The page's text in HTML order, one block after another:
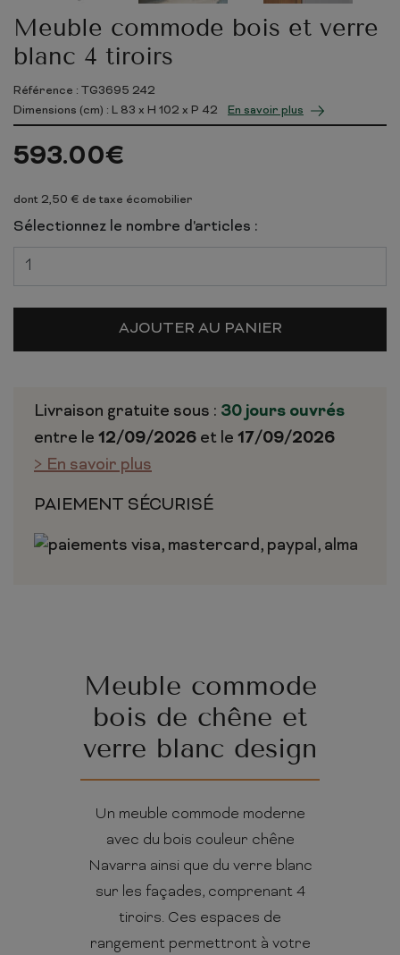
Meuble commode bois et verre
blanc 4 tiroirs
Référence : TG3695 242
Dimensions (cm) : L 83 x H 102 x P 42 En savoir plus
593.00€
dont 2,50 € de taxe écomobilier
Sélectionnez le nombre d'articles :
AJOUTER AU PANIER
Livraison gratuite sous : 30 jours ouvrés
entre le 12/09/2026 et le 17/09/2026
> En savoir plus
PAIEMENT SÉCURISÉ
Meuble commode
bois de chêne et
verre blanc design
Un meuble commode moderne
avec du bois couleur chêne
Navarra ainsi que du verre blanc
sur les façades, comprenant 4
tiroirs. Ces espaces de
rangement permettront à votre